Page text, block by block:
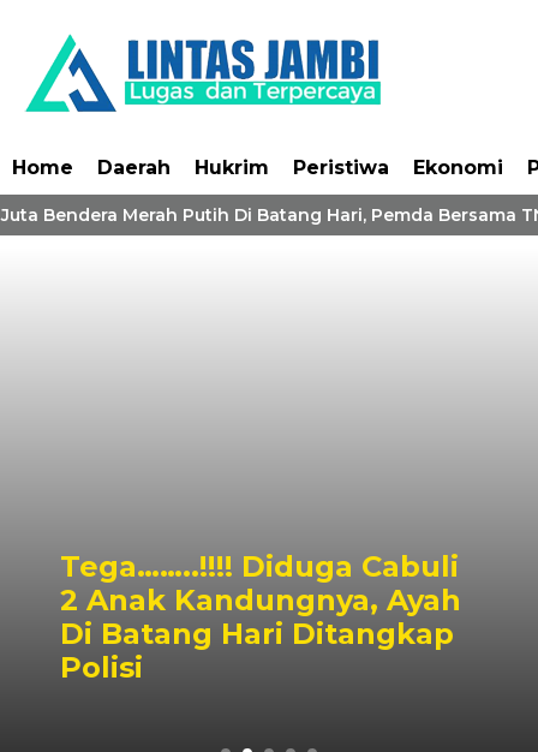
Home Daerah Hukrim Peristiwa Ekonomi
Bendera Merah Putih Di Batang Hari, Pemda Bersama
Tega……..!!!! Diduga Cabuli
2 Anak Kandungnya, Ayah
Di Batang Hari Ditangkap
Polisi